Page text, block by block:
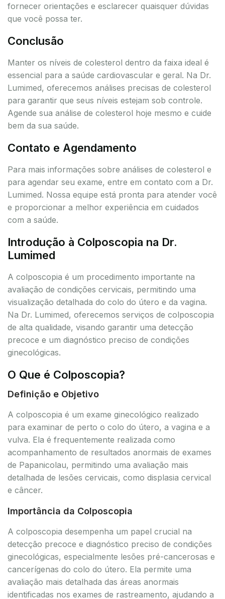
fornecer orientações e esclarecer quaisquer dúvidas
que você possa ter.
Conclusão
Manter os níveis de colesterol dentro da faixa ideal é
essencial para a saúde cardiovascular e geral. Na Dr.
Lumimed, oferecemos análises precisas de colesterol
para garantir que seus níveis estejam sob controle.
Agende sua análise de colesterol hoje mesmo e cuide
bem da sua saúde.
Contato e Agendamento
Para mais informações sobre análises de colesterol e
para agendar seu exame, entre em contato com a Dr.
Lumimed. Nossa equipe está pronta para atender você
e proporcionar a melhor experiência em cuidados
com a saúde.
Introdução à Colposcopia na Dr.
Lumimed
A colposcopia é um procedimento importante na
avaliação de condições cervicais, permitindo uma
visualização detalhada do colo do útero e da vagina.
Na Dr. Lumimed, oferecemos serviços de colposcopia
de alta qualidade, visando garantir uma detecção
precoce e um diagnóstico preciso de condições
ginecológicas.
O Que é Colposcopia?
Definição e Objetivo
A colposcopia é um exame ginecológico realizado
para examinar de perto o colo do útero, a vagina e a
vulva. Ela é frequentemente realizada como
acompanhamento de resultados anormais de exames
de Papanicolau, permitindo uma avaliação mais
detalhada de lesões cervicais, como displasia cervical
e câncer.
Importância da Colposcopia
A colposcopia desempenha um papel crucial na
detecção precoce e diagnóstico preciso de condições
ginecológicas, especialmente lesões pré-cancerosas e
cancerígenas do colo do útero. Ela permite uma
avaliação mais detalhada das áreas anormais
identificadas nos exames de rastreamento, ajudando a